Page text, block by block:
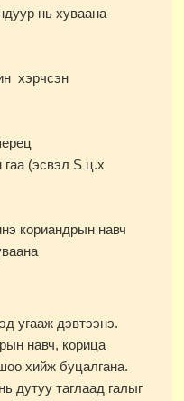
нь хуваана
хэрчсэн
гаа (эсвэл Ѕ ц.х
кориандрын навч
угааж дэвтээнэ.
навч, корица
хийж буцалгана.
дутуу таглаад галыг